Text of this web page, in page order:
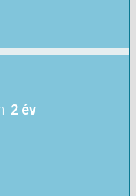
2 év